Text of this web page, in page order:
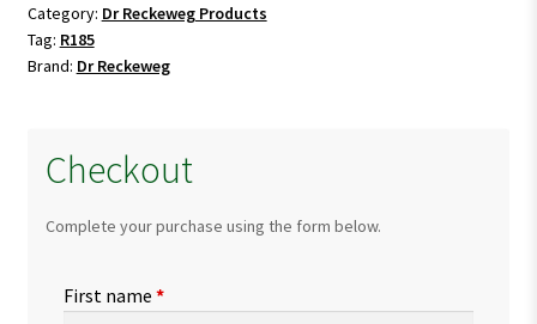
quantity
Category: Dr Reckeweg Products
Tag: R185
Brand: Dr Reckeweg
Checkout
Complete your purchase using the form below.
First name *